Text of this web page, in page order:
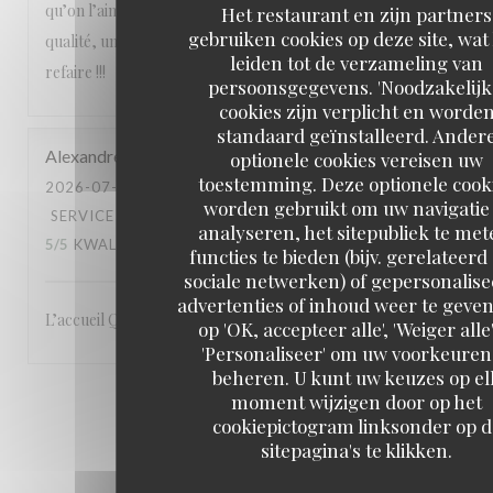
Het restaurant en zijn partners
gebruiken cookies op deze site,
leiden tot de verzameling van
persoonsgegevens.
cookies zijn verplicht en
standaard geïnstalleerd.
optionele cookies vereisen uw
toestemming. Deze optionele
worden gebruikt om uw
analyseren, het sitepubliek te
functies te bieden (bijv. gerelateerd
sociale netwerken) of
advertenties of inhoud weer te
op 'OK, accepteer alle', 'Weiger
'Personaliseer' om uw
beheren. U kunt uw keuzes op
moment wijzigen door op het
cookiepictogram linksonder op
sitepagina's te klikken.
qu’on l’aime avec des produits de saison, un service de
qualité, une équipe attentionnée, un cadre magnifique. A
refaire !!!
Alexandre
2026-07-23
- 19:00 - GASTEN 3
SERVICE
ATMOSFEER: 5 /5 KEUKEN :
5/5 KWALITEIT / PRIJS: 5/5
L’accueil Qualité du service Le site: en bord de Seine
2 3